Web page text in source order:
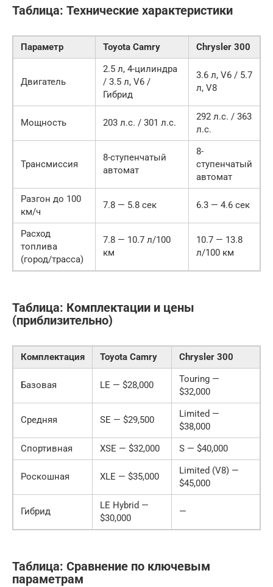
Таблица: Технические характеристики
Параметр Toyota Camry Chrysler 300
Двигатель
2.5 л, 4-цилиндра
/ 3.5 л, V6 /
Гибрид
3.6 л, V6 / 5.7
л, V8
Мощность 203 л.с. / 301 л.с.
292 л.с. / 363
л.с.
Трансмиссия
8-ступенчатый
автомат
8-
ступенчатый
автомат
Разгон до 100
км/ч
7.8 — 5.8 сек 6.3 — 4.6 сек
Расход
топлива
(город/трасса)
7.8 — 10.7 л/100
км
10.7 — 13.8
л/100 км
Таблица: Комплектации и цены
(приблизительно)
Комплектация Toyota Camry Chrysler 300
Базовая LE — $28,000
Touring —
$32,000
Средняя SE — $29,500
Limited —
$38,000
Спортивная
XSE — $32,000 S — $40,000
Роскошная XLE — $35,000
Limited (V8) —
$45,000
Гибрид
LE Hybrid —
$30,000
—
Таблица: Сравнение по ключевым
параметрам